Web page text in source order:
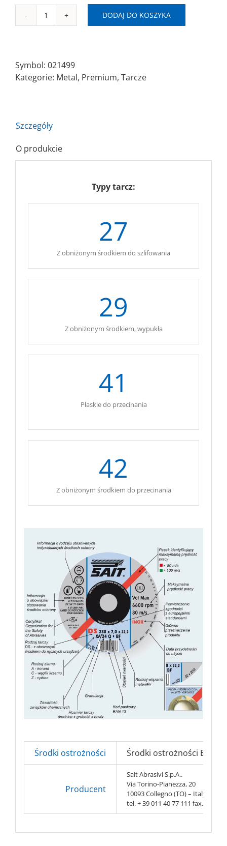
ilość
A46N
DODAJ DO KOSZYKA
Symbol: 021499
Kategorie: Metal, Premium, Tarcze
Szczegóły
O produkcie
Typy tarcz:
27
Z obniżonym środkiem do szlifowania
29
Z obniżonym środkiem, wypukła
41
Płaskie do przecinania
42
Z obniżonym środkiem do przecinania
Środki ostrożności Środki ostrożności BHP
Producent
Sait Abrasivi S.p.A..
Via Torino-Pianezza, 20
10093 Collegno (TO) – Italy
tel. + 39 011 40 77 111 fax. + 39